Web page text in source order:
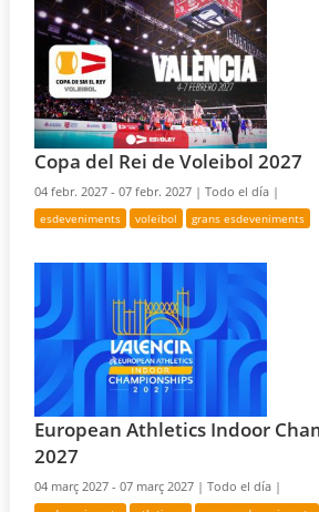
Copa del Rei de Voleibol 2027
04 febr. 2027 - 07 febr. 2027 |Todo el día |
esdeveniments voleibol grans esdeveniments
European Athletics Indoor
2027
04 març 2027 - 07 març 2027 |Todo el día |